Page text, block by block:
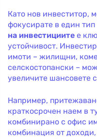
Като нов инвеститор,
фокусирате в един
на инвестициите е
устойчивост.
имоти – жилищни,
селскостопански –
увеличите шансовете
Например,
краткосрочен наем в
комбинирано с офис
комбинация от